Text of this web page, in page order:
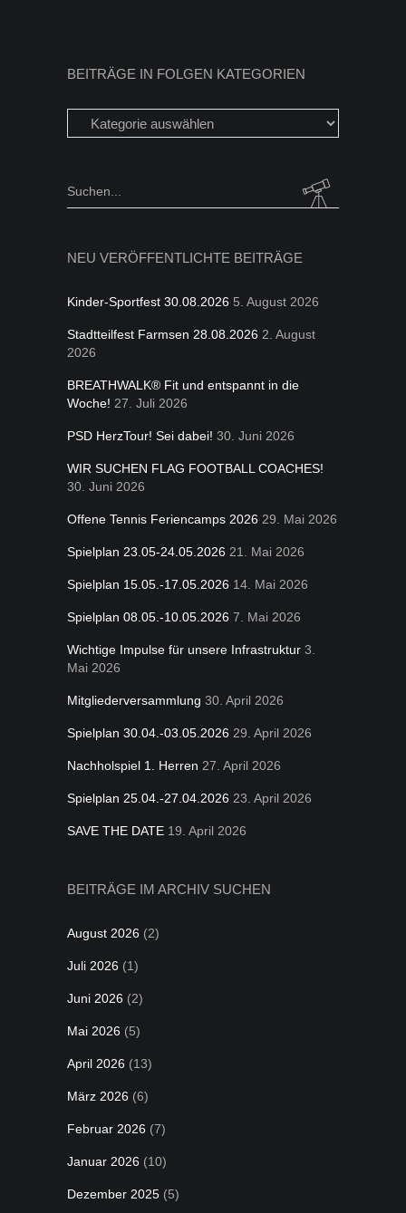
BEITRÄGE IN FOLGEN KATEGORIEN
Beiträge
in
Kategorien
Search
NEU VERÖFFENTLICHTE BEITRÄGE
Kinder-Sportfest 30.08.2026 5. August 2026
Stadtteilfest Farmsen 28.08.2026 2. August
2026
BREATHWALK® Fit und entspannt in die
Woche! 27. Juli 2026
PSD HerzTour! Sei dabei! 30. Juni 2026
WIR SUCHEN FLAG FOOTBALL COACHES!
30. Juni 2026
Offene Tennis Feriencamps 2026 29. Mai 2026
Spielplan 23.05-24.05.2026 21. Mai 2026
Spielplan 15.05.-17.05.2026 14. Mai 2026
Spielplan 08.05.-10.05.2026 7. Mai 2026
Wichtige Impulse für unsere Infrastruktur 3.
Mai 2026
Mitgliederversammlung 30. April 2026
Spielplan 30.04.-03.05.2026 29. April 2026
Nachholspiel 1. Herren 27. April 2026
Spielplan 25.04.-27.04.2026 23. April 2026
SAVE THE DATE 19. April 2026
BEITRÄGE IM ARCHIV SUCHEN
August 2026 (2)
Juli 2026 (1)
Juni 2026 (2)
Mai 2026 (5)
April 2026 (13)
März 2026 (6)
Februar 2026 (7)
Januar 2026 (10)
Dezember 2025 (5)